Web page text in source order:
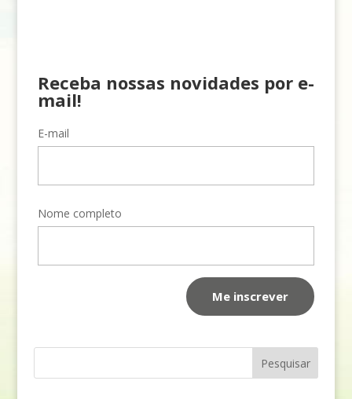
Receba nossas novidades por e-
mail!
E-mail
Nome completo